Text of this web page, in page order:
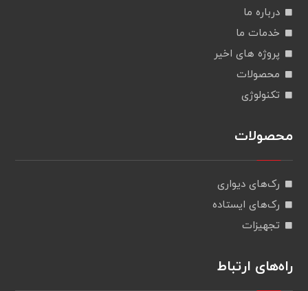
درباره ما
خدمات ما
پروژه های اخیر
محصولات
تکنولوژی
محصولات
رک‌های دیواری
رک‌های ایستاده
تجهیزات
راه‌های ارتباط